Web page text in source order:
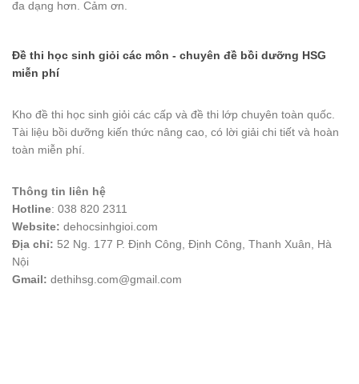
đa dạng hơn. Cảm ơn.
Đề thi học sinh giỏi các môn - chuyên đề bồi dưỡng HSG
miễn phí
Kho đề thi học sinh giỏi các cấp và đề thi lớp chuyên toàn quốc.
Tài liệu bồi dưỡng kiến thức nâng cao, có lời giải chi tiết và hoàn
toàn miễn phí.
Thông tin liên hệ
Hotline: 038 820 2311
Website: dehocsinhgioi.com
Địa chỉ: 52 Ng. 177 P. Định Công, Định Công, Thanh Xuân, Hà
Nội
Gmail: dethihsg.com@gmail.com